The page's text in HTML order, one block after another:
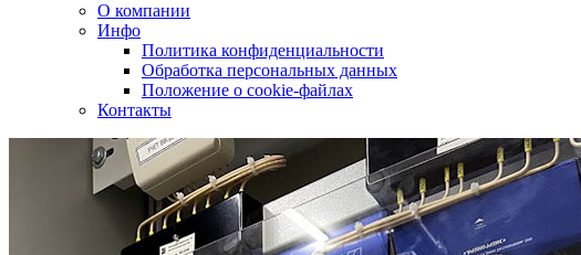
О компании
Инфо
Политика конфиденциальности
Обработка персональных данных
Положение о cookie-файлах
Контакты